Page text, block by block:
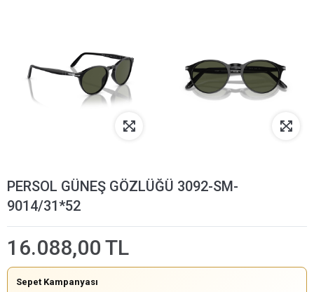
PERSOL GÜNEŞ GÖZLÜĞÜ 3092-SM-
9014/31*52
16.088,00 TL
Sepet Kampanyası